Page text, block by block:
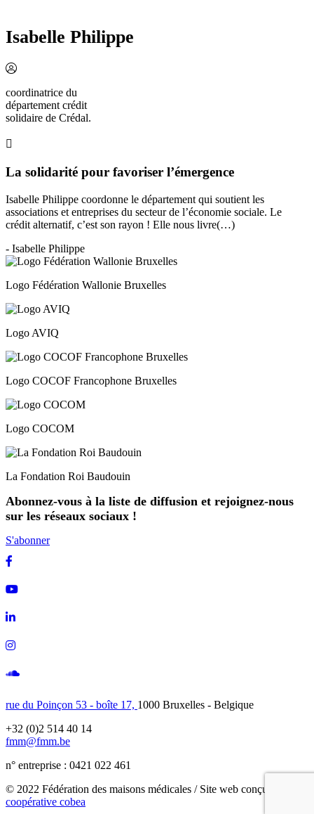
Isabelle Philippe
coordinatrice du
département crédit
solidaire de Crédal.
La solidarité pour favoriser l’émergence
Isabelle Philippe coordonne le département qui soutient les
associations et entreprises du secteur de l’économie sociale. Le
crédit alternatif, c’est son rayon ! Elle nous livre(…)
- Isabelle Philippe
Logo Fédération Wallonie Bruxelles
Logo AVIQ
Logo COCOF Francophone Bruxelles
Logo COCOM
La Fondation Roi Baudouin
Abonnez-vous à la liste de diffusion et rejoignez-nous
sur les réseaux sociaux !
S'abonner
rue du Poinçon 53 - boîte 17, 1000 Bruxelles - Belgique
+32 (0)2 514 40 14
fmm@fmm.be
n° entreprise : 0421 022 461
© 2022 Fédération des maisons médicales / Site web conçu avec
coopérative cobea